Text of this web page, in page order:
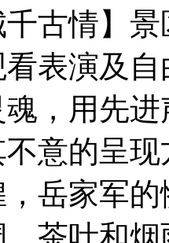
千古情】
表演及
，用先
意的呈
岳家军
茶叶和